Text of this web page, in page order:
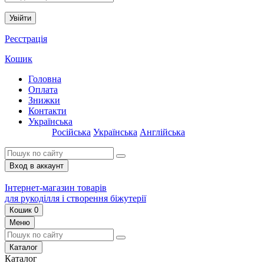
Увійти
Реєстрація
Кошик
Головна
Оплата
Знижки
Контакти
Українська
Російська Українська Англійська
Вход в аккаунт
Інтернет-магазин товарів
для рукоділля і створення біжутерії
Кошик 0
Меню
Каталог
Каталог